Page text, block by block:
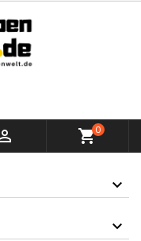
shopping_cart0